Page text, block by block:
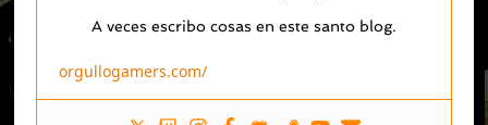
A veces escribo cosas en este santo blog.
orgullogamers.com/